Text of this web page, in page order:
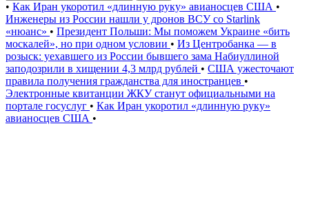
• Как Иран укоротил «длинную руку» авианосцев США •
Инженеры из России нашли у дронов ВСУ со Starlink
«нюанс» • Президент Польши: Мы поможем Украине «бить
москалей», но при одном условии • Из Центробанка — в
розыск: уехавшего из России бывшего зама Набиуллиной
заподозрили в хищении 4,3 млрд рублей • США ужесточают
правила получения гражданства для иностранцев •
Электронные квитанции ЖКУ станут официальными на
портале госуслуг • Как Иран укоротил «длинную руку»
авианосцев США •